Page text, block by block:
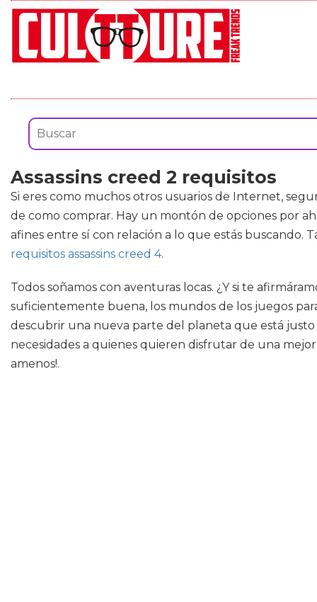
Assassins creed 2 requisitos
Si eres como muchos otros usuarios de Internet,
de como comprar. Hay un montón de opciones por
afines entre sí con relación a lo que estás buscando.
requisitos assassins creed 4.
Todos soñamos con aventuras locas. ¿Y si te
suficientemente buena, los mundos de los juegos
descubrir una nueva parte del planeta que está
necesidades a quienes quieren disfrutar de una
amenos!.